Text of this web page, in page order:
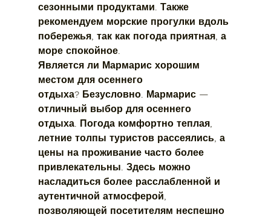
сезонными продуктами. Также
рекомендуем морские прогулки вдоль
побережья, так как погода приятная, а
море спокойное.
Является ли Мармарис хорошим
местом для осеннего
отдыха? Безусловно. Мармарис —
отличный выбор для осеннего
отдыха. Погода комфортно теплая,
летние толпы туристов рассеялись, а
цены на проживание часто более
привлекательны. Здесь можно
насладиться более расслабленной и
аутентичной атмосферой,
позволяющей посетителям неспешно